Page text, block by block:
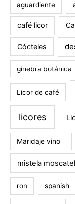
aguardiente
café licor
Cócteles
ginebra botánica
Licor de café
licores
Maridaje vino
mistela moscatel
ron spanish